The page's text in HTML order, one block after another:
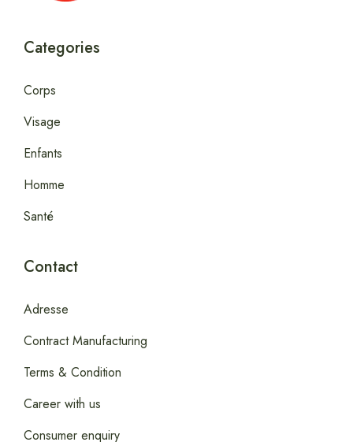
Categories
Corps
Visage
Enfants
Homme
Santé
Contact
Adresse
Contract Manufacturing
Terms & Condition
Career with us
Consumer enquiry